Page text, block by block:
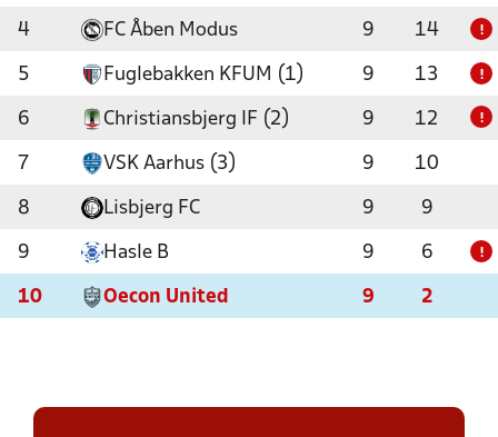
4 FC Åben Modus 9 14 !
5 Fuglebakken KFUM (1) 9 13 !
6 Christiansbjerg IF (2) 9 12 !
7 VSK Aarhus (3) 9 10
8 Lisbjerg FC 9 9
9 Hasle B 9 6 !
10 Oecon United 9 2